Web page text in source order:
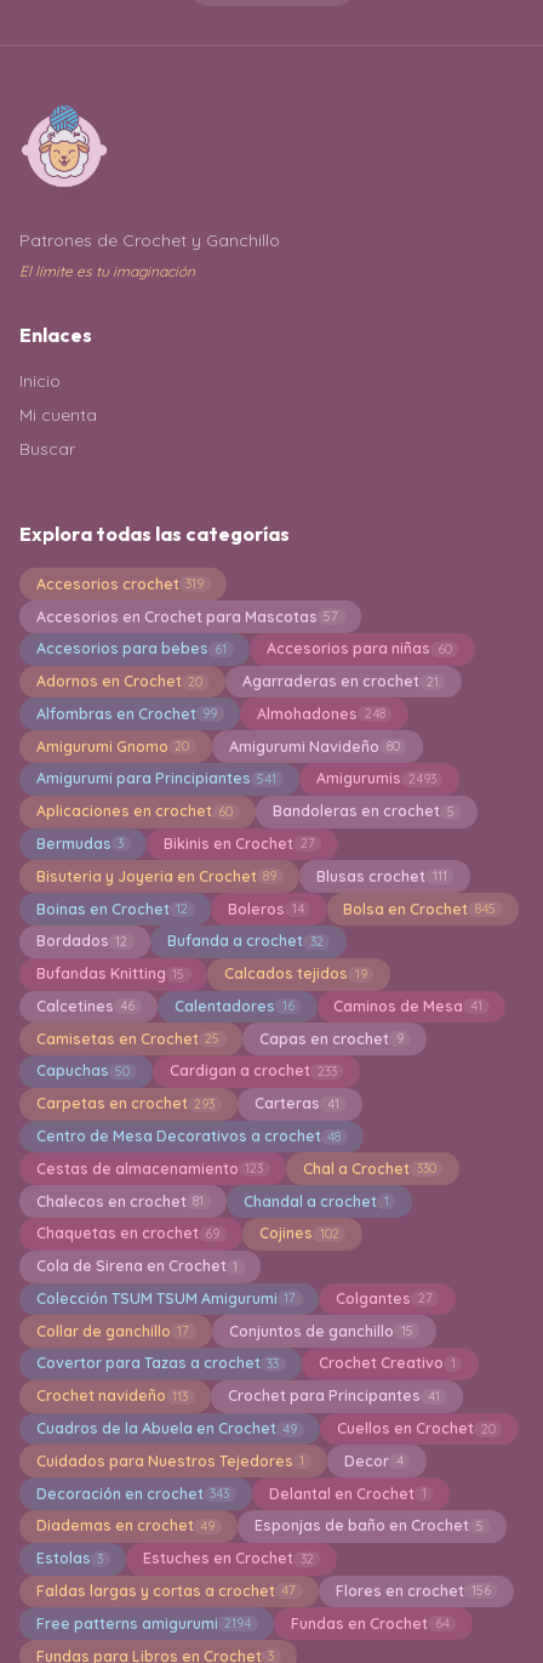
Patrones de Crochet y Ganchillo
El límite es tu imaginación
Enlaces
Inicio
Mi cuenta
Buscar
Explora todas las categorías
Accesorios crochet 319
Accesorios en Crochet para Mascotas 57
Accesorios para bebes 61 Accesorios para niñas 60
Adornos en Crochet 20 Agarraderas en crochet 21
Alfombras en Crochet 99 Almohadones 248
Amigurumi Gnomo 20 Amigurumi Navideño 80
Amigurumi para Principiantes 541 Amigurumis 2493
Aplicaciones en crochet 60 Bandoleras en crochet 5
Bermudas 3 Bikinis en Crochet 27
Bisuteria y Joyeria en Crochet 89 Blusas crochet 111
Boinas en Crochet 12 Boleros 14 Bolsa en Crochet 845
Bordados 12 Bufanda a crochet 32
Bufandas Knitting 15 Calcados tejidos 19
Calcetines 46 Calentadores 16 Caminos de Mesa 41
Camisetas en Crochet 25 Capas en crochet 9
Capuchas 50 Cardigan a crochet 233
Carpetas en crochet 293 Carteras 41
Centro de Mesa Decorativos a crochet 48
Cestas de almacenamiento 123 Chal a Crochet 330
Chalecos en crochet 81 Chandal a crochet 1
Chaquetas en crochet 69 Cojines 102
Cola de Sirena en Crochet 1
Colección TSUM TSUM Amigurumi 17 Colgantes 27
Collar de ganchillo 17 Conjuntos de ganchillo 15
Covertor para Tazas a crochet 33 Crochet Creativo 1
Crochet navideño 113 Crochet para Principantes 41
Cuadros de la Abuela en Crochet 49 Cuellos en Crochet 20
Cuidados para Nuestros Tejedores 1 Decor 4
Decoración en crochet 343 Delantal en Crochet 1
Diademas en crochet 49 Esponjas de baño en Crochet 5
Estolas 3 Estuches en Crochet 32
Faldas largas y cortas a crochet 47 Flores en crochet 156
Free patterns amigurumi 2194 Fundas en Crochet 64
Fundas para Libros en Crochet 3